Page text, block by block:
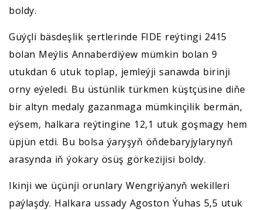
boldy.
Güýçli bäsdeşlik şertlerinde FIDE reýtingi 2415
bolan Meýlis Annaberdiýew mümkin bolan 9
utukdan 6 utuk toplap, jemleýji sanawda birinji
orny eýeledi. Bu üstünlik türkmen küştçüsine diňe
bir altyn medaly gazanmaga mümkinçilik bermän,
eýsem, halkara reýtingine 12,1 utuk goşmagy hem
üpjün etdi. Bu bolsa ýaryşyň öňdebaryjylarynyň
arasynda iň ýokary ösüş görkezijisi boldy.
Ikinji we üçünji orunlary Wengriýanyň wekilleri
paýlaşdy. Halkara ussady Agoston Ýuhas 5,5 utuk